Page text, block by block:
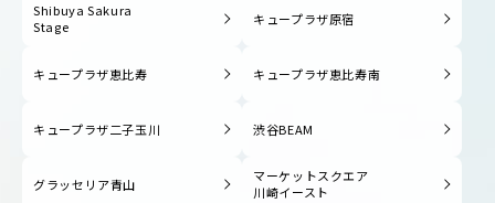
Shibuya Sakura
Stage
キュープラザ原宿
キュープラザ恵比寿 キュープラザ恵比寿南
キュープラザ二子玉川 渋谷BEAM
グラッセリア青山
マーケットスクエア
川崎イースト